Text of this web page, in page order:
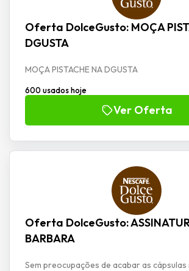
Oferta DolceGusto: MOÇA
DGUSTA
MOÇA PISTACHE NA DGUSTA
600 usados hoje
Ver Oferta
Oferta DolceGusto:
BARBARA
Sem preocupações de acabar as